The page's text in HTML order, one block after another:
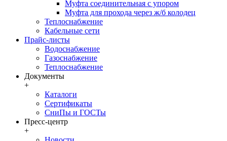
Муфта соединительная с упором
Муфта для прохода через ж/б колодец
Теплоснабжение
Кабельные сети
Прайс-листы
Водоснабжение
Газоснабжение
Теплоснабжение
Документы
+
Каталоги
Сертификаты
СниПы и ГОСТы
Пресс-центр
+